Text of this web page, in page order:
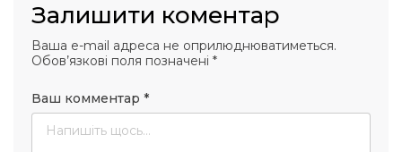
Залишити коментар
Ваша e-mail адреса не оприлюднюватиметься.
Обов’язкові поля позначені *
Ваш комментар *